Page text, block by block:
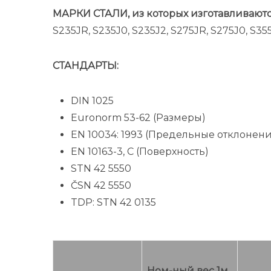
МАРКИ СТАЛИ, из которых
S235JR, S235J0, S235J2, S275JR, S275J0,
СТАНДАРТЫ:
DIN 1025
Euronorm 53-62 (Размеры)
EN 10034: 1993 (Предельные
EN 10163-3, C (Поверхность)
STN 42 5550
ČSN 42 5550
TDP: STN 42 0135